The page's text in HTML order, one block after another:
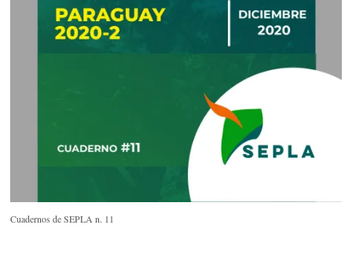
Cuadernos de SEPLA n. 11